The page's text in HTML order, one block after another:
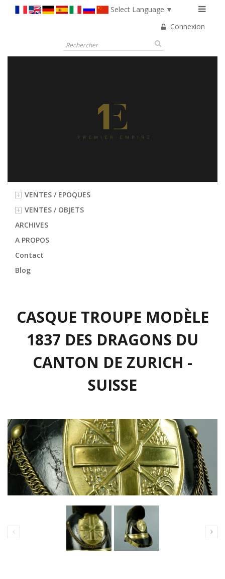
Select Language ▼
Connexion
VENTES / EPOQUES
VENTES / OBJETS
ARCHIVES
A PROPOS
Contact
Blog
CASQUE TROUPE MODÈLE
1837 DES DRAGONS DU
CANTON DE ZURICH -
SUISSE